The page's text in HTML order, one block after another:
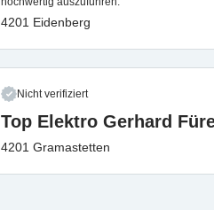
4201 Eidenberg
Nicht verifiziert
Top Elektro Gerhard
4201 Gramastetten